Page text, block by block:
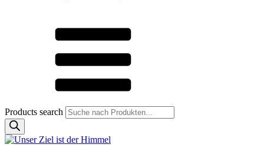
Products search